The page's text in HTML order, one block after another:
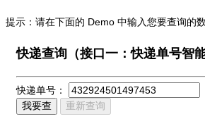
提示：请在下面的 Demo 中输入您要查询的
快递查询（接口一：快递单号智能
快递单号：
我要查
重新查询